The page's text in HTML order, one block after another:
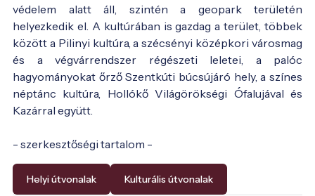
védelem alatt áll, szintén a geopark területén
helyezkedik el. A kultúrában is gazdag a terület, többek
között a Pilinyi kultúra, a szécsényi középkori városmag
és a végvárrendszer régészeti leletei, a palóc
hagyományokat őrző Szentkúti búcsújáró hely, a színes
néptánc kultúra, Hollókő Világörökségi Ófalujával és
Kazárral együtt.
- szerkesztőségi tartalom -
Helyi útvonalak Kulturális útvonalak